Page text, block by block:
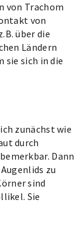
von Trachom
von
über die
Ländern
sie sich in die
zunächst wie
durch
Dann
zu
sind
Sie